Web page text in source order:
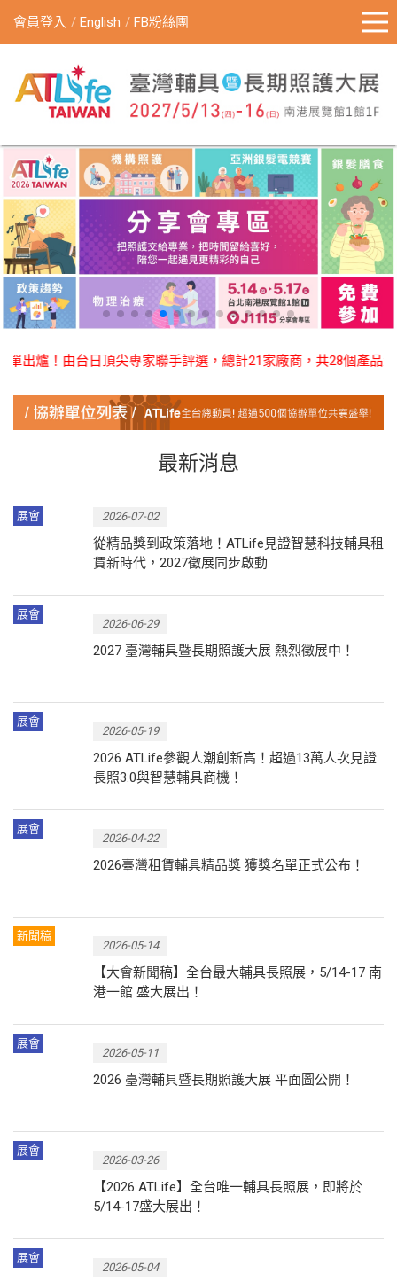
會員登入 English FB粉絲團
！由台日頂尖專家聯手評選，總計21家廠商，共28個產品榮獲殊
最新消息
展會 2026-07-02
從精品獎到政策落地！ATLife見證智慧科技輔具租
賃新時代，2027徵展同步啟動
展會
2026-06-29
2027 臺灣輔具暨長期照護大展 熱烈徵展中！
展會
2026-05-19
2026 ATLife參觀人潮創新高！超過13萬人次見證
長照3.0與智慧輔具商機！
展會
2026-04-22
2026臺灣租賃輔具精品獎 獲獎名單正式公布！
新聞稿
2026-05-14
【大會新聞稿】全台最大輔具長照展，5/14-17 南
港一館 盛大展出！
展會
2026-05-11
2026 臺灣輔具暨長期照護大展 平面圖公開！
展會
2026-03-26
【2026 ATLife】全台唯一輔具長照展，即將於
5/14-17盛大展出！
展會
2026-05-04